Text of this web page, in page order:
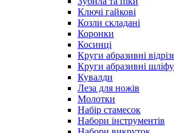
Ключі гайкові
Козли складані
Коронки
Косинці
Круги абразивні
Круги абразивні
Кувалди
Леза для ножів
Молотки
Набір стамесок
Набори інструментів